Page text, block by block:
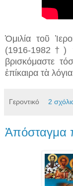
Ὁμιλία τοῦ
(1916-1982†)
βρισκόμαστε
ἐπίκαιρα τὰ
Γεροντικό 2
Ἀπόσταγμα